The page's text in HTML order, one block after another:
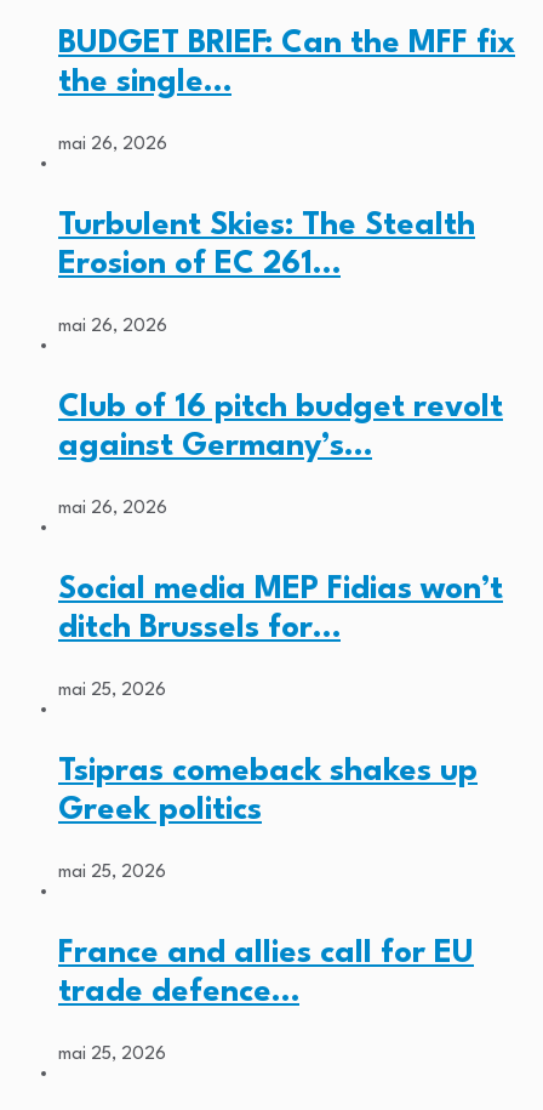
BUDGET BRIEF: Can the MFF fix
the single…
mai 26, 2026
Turbulent Skies: The Stealth
Erosion of EC 261…
mai 26, 2026
Club of 16 pitch budget revolt
against Germany’s…
mai 26, 2026
Social media MEP Fidias won’t
ditch Brussels for…
mai 25, 2026
Tsipras comeback shakes up
Greek politics
mai 25, 2026
France and allies call for EU
trade defence…
mai 25, 2026